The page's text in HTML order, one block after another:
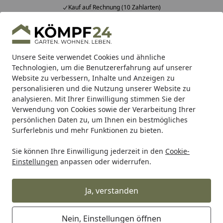
Unsere Seite verwendet Cookies und ähnliche
Technologien, um die Benutzererfahrung auf unserer
Website zu verbessern, Inhalte und Anzeigen zu
personalisieren und die Nutzung unserer Website zu
analysieren. Mit Ihrer Einwilligung stimmen Sie der
Verwendung von Cookies sowie der Verarbeitung Ihrer
persönlichen Daten zu, um Ihnen ein bestmögliches
Surferlebnis und mehr Funktionen zu bieten.
Sie können Ihre Einwilligung jederzeit in den Cookie-
Einstellungen anpassen oder widerrufen.
Ja, verstanden
Nein, Einstellungen öffnen
Kauf auf Rechnung (10 Zahlarten)
Alle Produkte
Mein Konto
Suchen
Startseite
Meister Meister Böden Meister Holzboden Natureflex
MEISTER Holzboden Natureflex HD
100 2200 x 210 x 8 mm 20017 Eiche
authentic gebürstet
ultramattlackiert